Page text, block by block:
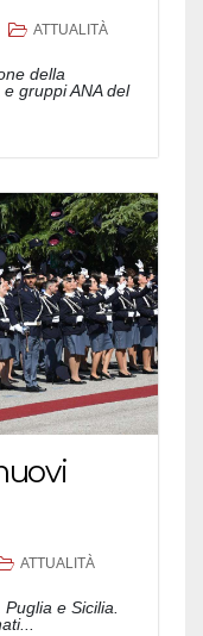
ATTUALITÀ
della
gruppi ANA del
ATTUALITÀ
e Sicilia.